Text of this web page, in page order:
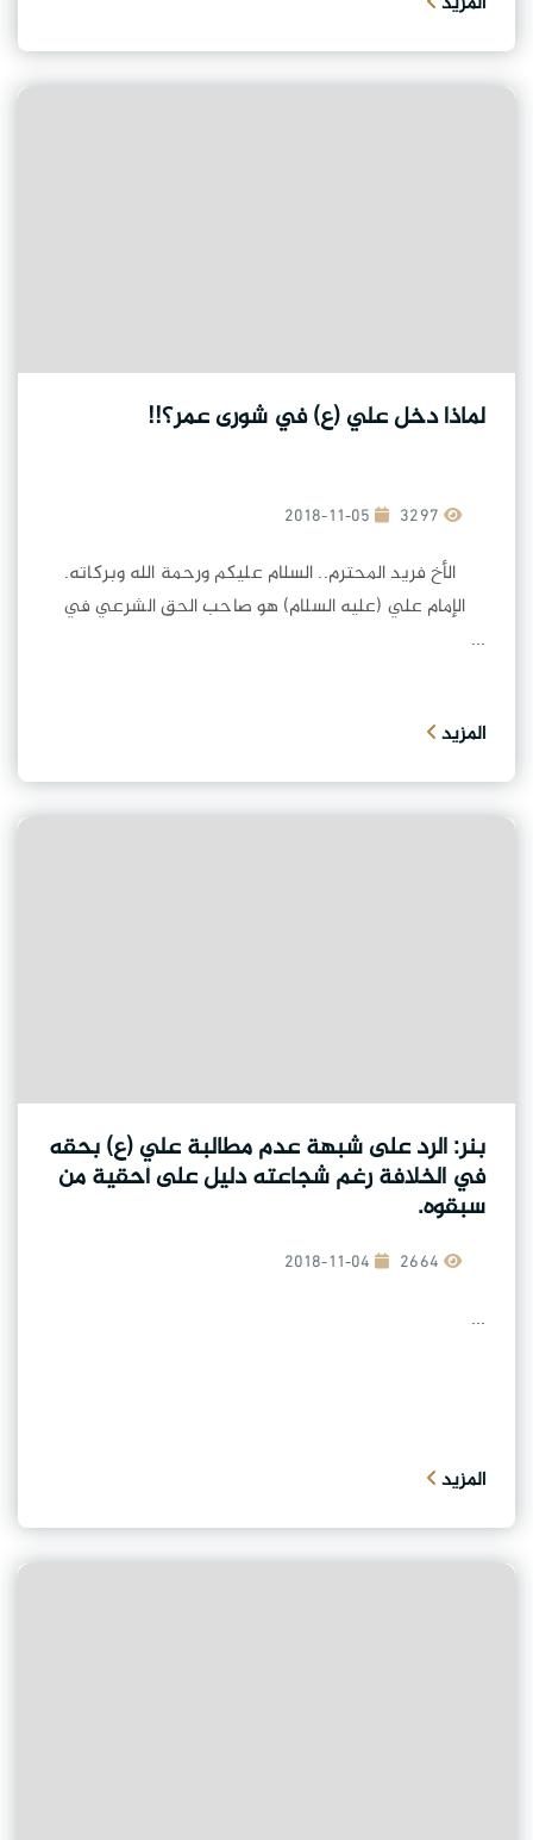
لماذا دخل علي (ع) في شورى عمر؟!!
2018-11-05
الأخ فريد المحترم.. السلام عليكم ورحمة الله وبركاته.
الإمام علي (عليه السلام) هو صاحب الحق الشرعي في
...
المزيد
بنر: الرد على شبهة عدم مطالبة علي (ع) بحقه
في الخلافة رغم شجاعته دليل على أحقية من
سبقوه.
2018-11-04
...
المزيد